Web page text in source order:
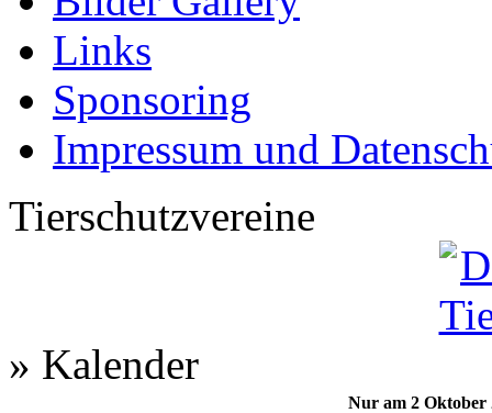
Links
Sponsoring
Impressum und
Tierschutzvereine
» Kalender
Nur am 2 Oktober